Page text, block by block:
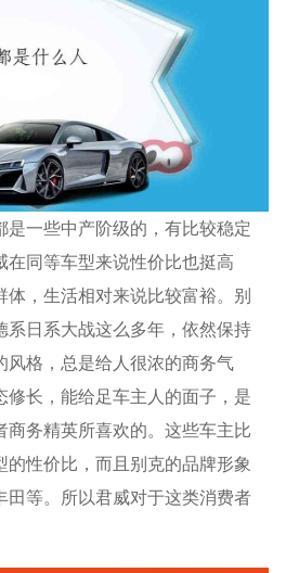
是一些中产阶级的，有比较稳定
在同等车型来说性价比也挺高
体，生活相对来说比较富裕。别
系日系大战这么多年，依然保持
风格，总是给人很浓的商务气
修长，能给足车主人的面子，是
商务精英所喜欢的。这些车主比
的性价比，而且别克的品牌形象
田等。所以君威对于这类消费者